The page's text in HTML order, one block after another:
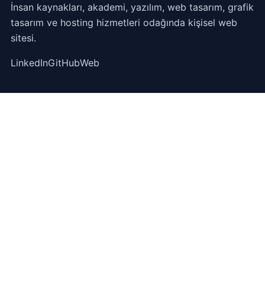
İnsan kaynakları, akademi, yazılım, web tasarım, grafik
tasarım ve hosting hizmetleri odağında kişisel web
sitesi.
LinkedInGitHubWeb